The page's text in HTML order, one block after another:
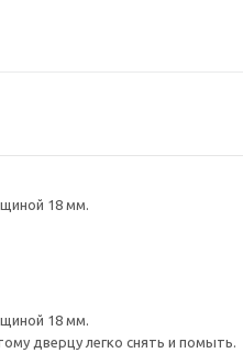
18 мм.
18 мм.
дверцу легко снять и помыть.